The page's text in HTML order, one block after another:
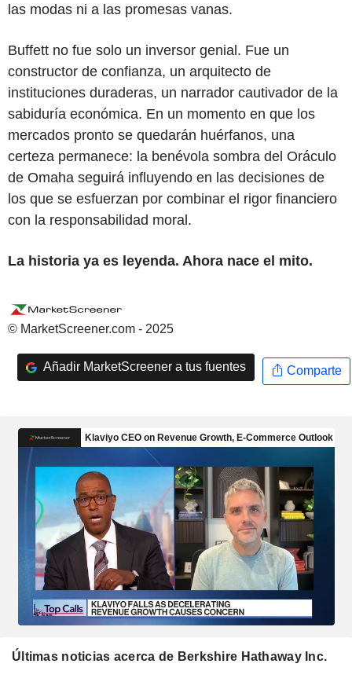
las modas ni a las promesas vanas.
Buffett no fue solo un inversor genial. Fue un
constructor de confianza, un arquitecto de
instituciones duraderas, un narrador cautivador de la
sabiduría económica. En un momento en que los
mercados pronto se quedarán huérfanos, una
certeza permanece: la benévola sombra del Oráculo
de Omaha seguirá influyendo en las decisiones de
los que se esfuerzan por combinar el rigor financiero
con la responsabilidad moral.
La historia ya es leyenda. Ahora nace el mito.
© MarketScreener.com - 2025
Añadir MarketScreener a tus fuentes Comparte
Últimas noticias acerca de Berkshire Hathaway Inc.